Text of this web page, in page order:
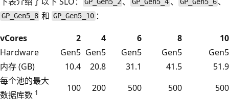
GP_Gen5_2 GP_Gen5_4 GP_Gen5_6
GP_Gen5_8 和 GP_Gen5_10 ：
vCores
2 4 6 8
10
Hardware
Gen5 Gen5 Gen5 Gen5
Gen5
内存 (GB)
10.4 20.8 31.1 41.5
51.9
每个池的最大
数据库数 1 100 200 500 500
500